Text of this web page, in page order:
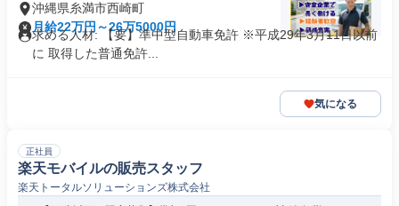
沖縄県糸満市西崎町
月給22万円～26万5000円
求める人材: 【要】準中型自動車免許 ※平成29年3月11日以前
に 取得した普通免許...
気になる
正社員
楽天モバイルの販売スタッフ
楽天トータルソリューションズ株式会社